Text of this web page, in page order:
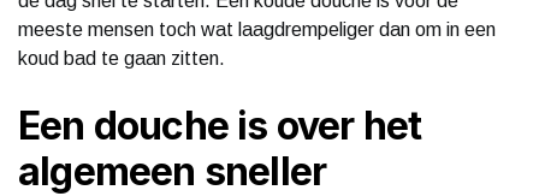
meeste mensen toch wat laagdrempeliger dan om in een
koud bad te gaan zitten.
Een douche is over het
algemeen sneller